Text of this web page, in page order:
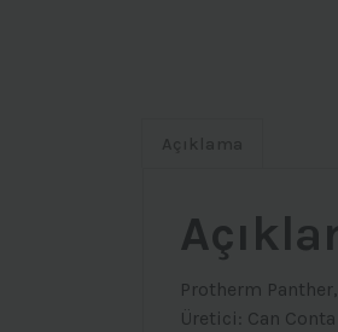
Protherm
Üretici: Can Conta